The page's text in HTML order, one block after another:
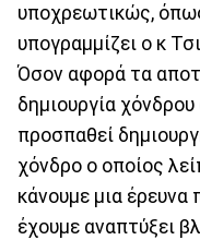
υποχρεωτικώς,
υπογραμμίζει ο κ
Όσον αφορά τα
δημιουργία
προσπαθεί
χόνδρο ο οποίος
κάνουμε μια έρευνα
έχουμε αναπτύξει